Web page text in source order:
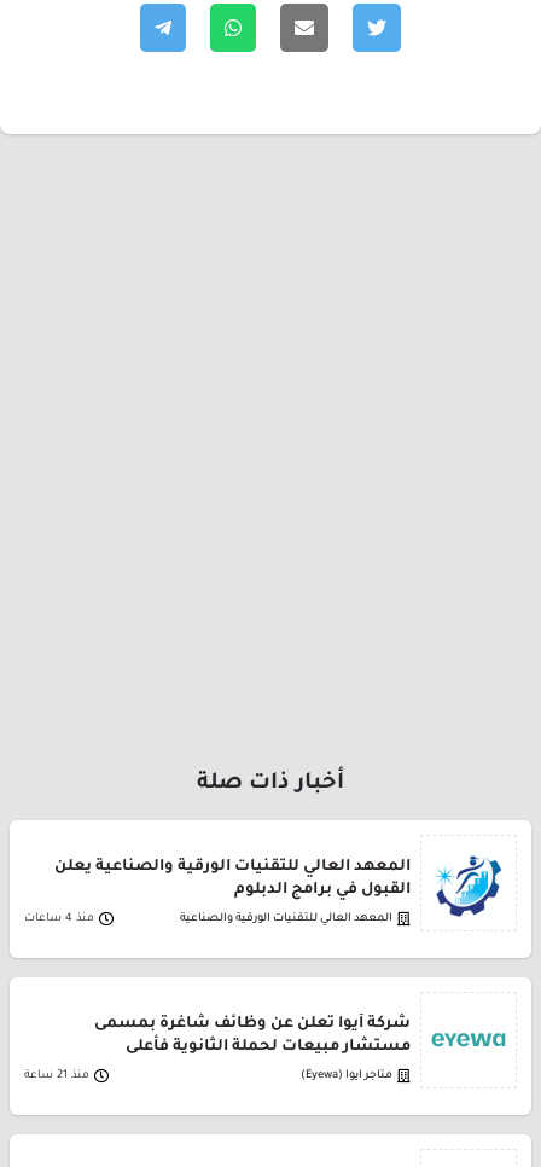
أخبار ذات صلة
المعهد العالي للتقنيات الورقية والصناعية يعلن
القبول في برامج الدبلوم
المعهد العالي للتقنيات الورقية والصناعية منذ 4 ساعات
شركة أيوا تعلن عن وظائف شاغرة بمسمى
مستشار مبيعات لحملة الثانوية فأعلى
متاجر ايوا (Eyewa) منذ 21 ساعة